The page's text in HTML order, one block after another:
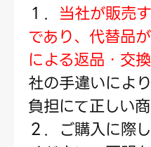
１． 当社が販売
であり、代替品
による返品・交
社の手違いによ
負担にて正しい
２．ご購入に際